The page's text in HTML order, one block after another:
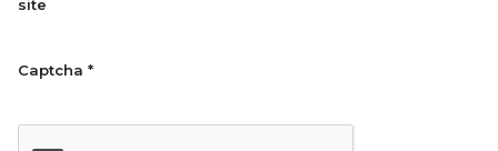
site
Captcha *